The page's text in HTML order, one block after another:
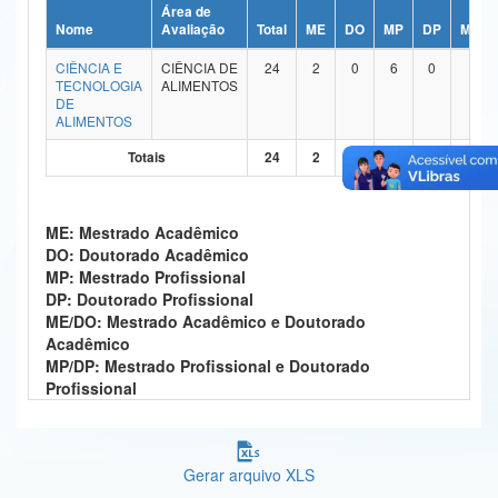
Ministério da Ciência, Tecnologia, Inovações e Comunicações
Ministério do Meio Ambiente
Ministério do Turismo
Ministério do Desenvolvimento Regional
Ministério da Mulher, da Família e dos Direitos Humanos
Secretaria-Geral
Secretaria de Governo
Gabinete de Segurança Institucional
Nome
Área de
Avaliação
Total ME DO MP DP
ME/
CIÊNCIA E
TECNOLOGIA
DE
ALIMENTOS
CIÊNCIA DE
ALIMENTOS
24 2 0 6 0
Totais 24 2 0 6 0 15
ME: Mestrado Acadêmico
DO: Doutorado Acadêmico
MP: Mestrado Profissional
DP: Doutorado Profissional
ME/DO: Mestrado Acadêmico e Doutorado
Acadêmico
MP/DP: Mestrado Profissional e Doutorado
Profissional
Gerar arquivo XLS